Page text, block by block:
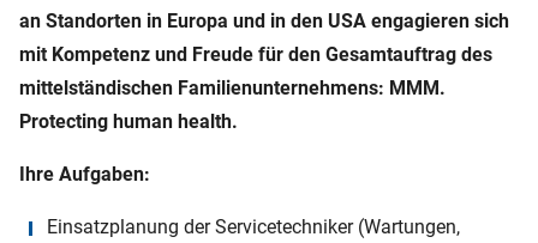
an Standorten in Europa und in den USA engagieren sich
mit Kompetenz und Freude für den Gesamtauftrag des
mittelständischen Familienunternehmens: MMM.
Protecting human health.
Ihre Aufgaben:
Einsatzplanung der Servicetechniker (Wartungen,